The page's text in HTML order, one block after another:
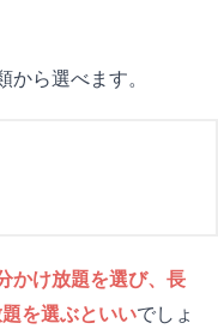
ら選べます。
かけ放題を選び、長
を選ぶといいでしょ